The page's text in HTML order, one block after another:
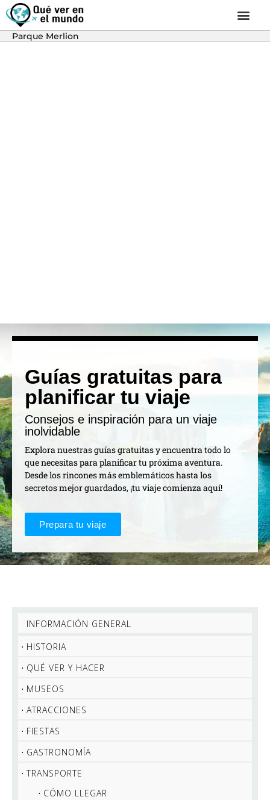
Parque Merlion
Guías gratuitas para
planificar tu viaje
Consejos e inspiración para un viaje
inolvidable
Explora nuestras guías gratuitas y encuentra todo lo
que necesitas para planificar tu próxima aventura.
Desde los rincones más emblemáticos hasta los
secretos mejor guardados, ¡tu viaje comienza aquí!
Prepara tu viaje
INFORMACIÓN GENERAL
HISTORIA
QUÉ VER Y HACER
MUSEOS
ATRACCIONES
FIESTAS
GASTRONOMÍA
TRANSPORTE
CÓMO LLEGAR